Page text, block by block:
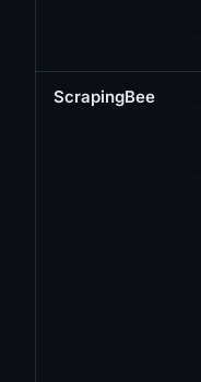
ScrapingBee